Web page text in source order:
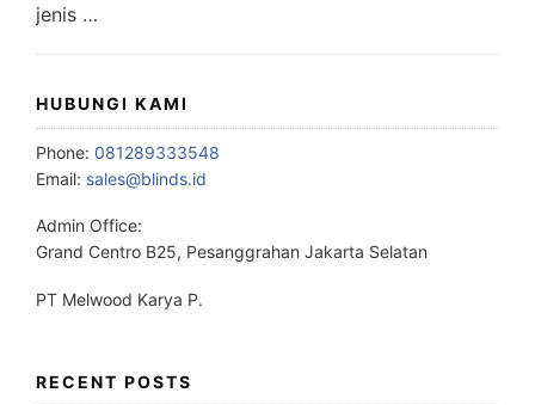
jenis …
HUBUNGI KAMI
Phone: 081289333548
Email: sales@blinds.id
Admin Office:
Grand Centro B25, Pesanggrahan Jakarta Selatan
PT Melwood Karya P.
RECENT POSTS